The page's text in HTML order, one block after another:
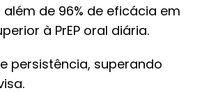
de 96% de eficácia em
à PrEP oral diária.
persistência, superando